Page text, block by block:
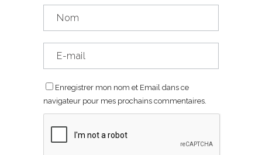
Enregistrer mon nom et Email dans ce
navigateur pour mes prochains commentaires.